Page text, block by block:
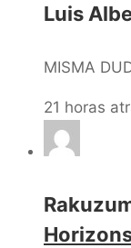
Luis
MISMA
21 horas